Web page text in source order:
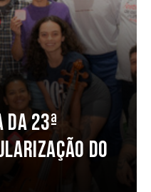
23ª
do